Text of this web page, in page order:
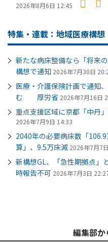
2026年8月6日 12:45
特集・連載：地域医療構
新たな病床整備なら「将
構想で通知 2026年7月30日
医療・介護保険計画で通知
む 厚労省 2026年7月16日
重点支援区域に京都「中
2026年7月9日 14:33
2040年の必要病床数「
算」、9.5万床減 2026年7月7
新構想GL、「急性期拠点」
時報告不可 2026年7月3日
編集部か